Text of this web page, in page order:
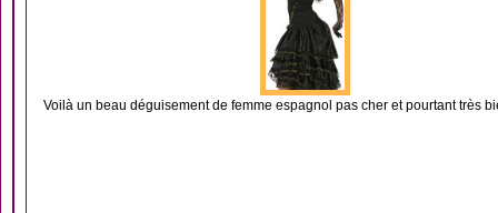
Voilà un beau déguisement de femme espagnol pas cher et pourtant très